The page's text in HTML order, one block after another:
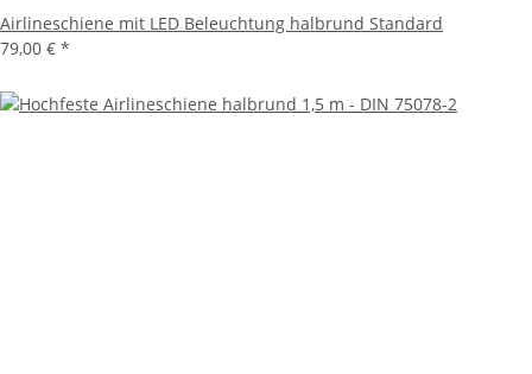
Airlineschiene mit LED Beleuchtung halbrund Standard
79,00 € *